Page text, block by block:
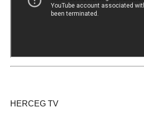
HERCEG TV